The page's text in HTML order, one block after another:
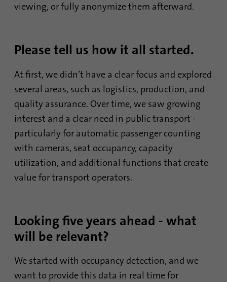
viewing, or fully anonymize them afterward.
Please tell us how it all started.
At first, we didn’t have a clear focus and explored
several areas, such as logistics, production, and
quality assurance. Over time, we saw growing
interest and a clear need in public transport -
particularly for automatic passenger counting
with cameras, seat occupancy, capacity
utilization, and additional functions that create
value for transport operators.
Looking five years ahead - what
will be relevant?
We started with occupancy detection, and we
want to provide this data in real time for
Durée 1 an
Objetif
authentification à deux facteurs et s'est déjà
AnalyticsSyncHistory
Fournisseur .linkedin.com
Durée
Objetif
Ce cookie est utilisé pour stocker quand la
synchronisation avec le cookie «
Nom UserMatchHistory